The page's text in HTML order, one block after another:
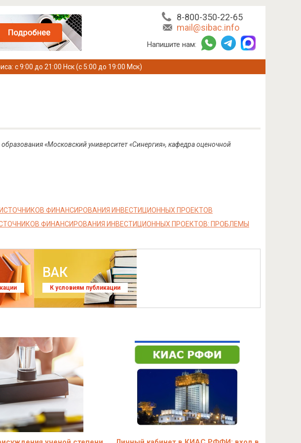
8-800-350-22-65
mail@sibac.info
Напишите нам:
с 9:00 до 21:00 Нск (с 5:00 до 19:00 Мск)
«Московский университет «Синергия», кафедра оценочной
ФИНАНСИРОВАНИЯ ИНВЕСТИЦИОННЫХ ПРОЕКТОВ
ФИНАНСИРОВАНИЯ ИНВЕСТИЦИОННЫХ ПРОЕКТОВ: ПРОБЛЕМЫ
ВАК
К условиям публикации